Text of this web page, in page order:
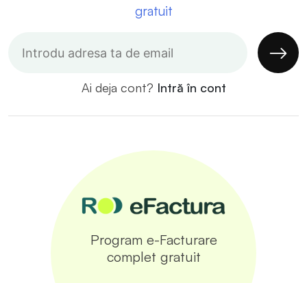
gratuit
Ai deja cont? Intră în cont
Program e-Facturare
complet gratuit